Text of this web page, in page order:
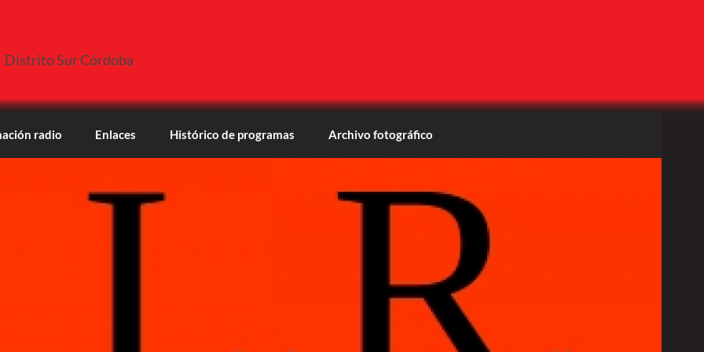
Distrito Sur Córdoba
radio Enlaces Histórico de programas Archivo fotográfico